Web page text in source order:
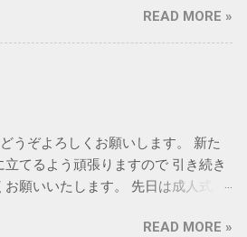
の夏休みは8月下旬を予定しておりま
、決まりましたら再度ご連絡致しま
READ MORE »
うぞよろしくお願いします。 新た
てるよう頑張りますので 引き続き
お願いいたします。 先日は成人式お
READ MORE »